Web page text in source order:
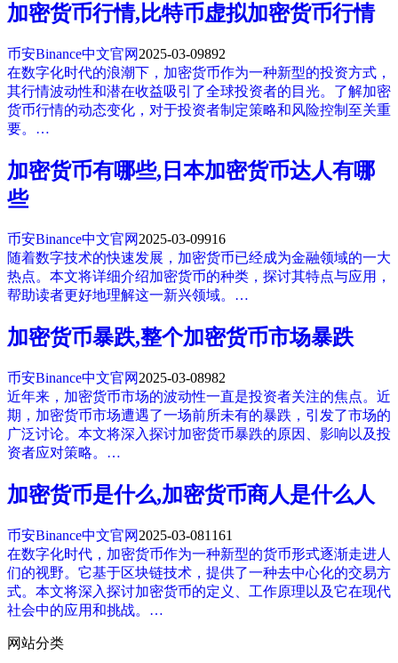
加密货币行情,比特币虚拟加密货币行情
币安Binance中文官网 2025-03-09892
在数字化时代的浪潮下，加密货币作为一种新型的投资方式，
其行情波动性和潜在收益吸引了全球投资者的目光。了解加密
货币行情的动态变化，对于投资者制定策略和风险控制至关重
要。…
加密货币有哪些,日本加密货币达人有哪
些
币安Binance中文官网2025-03-09916
随着数字技术的快速发展，加密货币已经成为金融领域的一大
热点。本文将详细介绍加密货币的种类，探讨其特点与应用，
帮助读者更好地理解这一新兴领域。…
加密货币暴跌,整个加密货币市场暴跌
币安Binance中文官网 2025-03-08982
近年来，加密货币市场的波动性一直是投资者关注的焦点。近
期，加密货币市场遭遇了一场前所未有的暴跌，引发了市场的
广泛讨论。本文将深入探讨加密货币暴跌的原因、影响以及投
资者应对策略。…
加密货币是什么,加密货币商人是什么人
币安Binance中文官网 2025-03-081161
在数字化时代，加密货币作为一种新型的货币形式逐渐走进人
们的视野。它基于区块链技术，提供了一种去中心化的交易方
式。本文将深入探讨加密货币的定义、工作原理以及它在现代
社会中的应用和挑战。…
网站分类